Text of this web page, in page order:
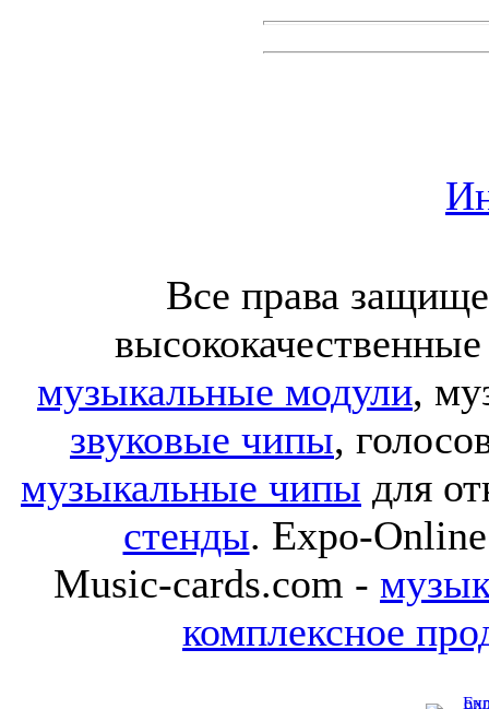
Все права
музыкальные модули,
звуковые чипы,
музыкальные чипы для
стенды. Expo-
Music-cards.com -
комплексное